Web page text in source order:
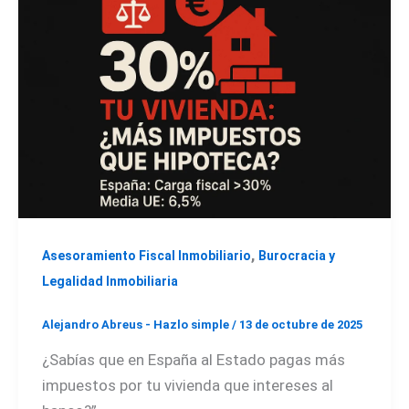
Asesoramiento Fiscal Inmobiliario, Burocracia y
Legalidad Inmobiliaria
Alejandro Abreus - Hazlo simple / 13 de octubre de 2025
¿Sabías que en España al Estado pagas más
impuestos por tu vivienda que intereses al